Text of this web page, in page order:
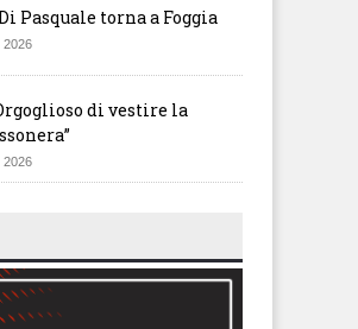
Pasquale torna a Foggia
di vestire la